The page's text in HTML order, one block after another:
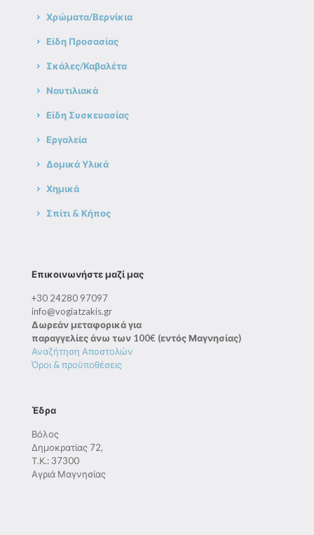
Χρώματα/Βερνίκια
Είδη Προσασίας
Σκάλες/Καβαλέτα
Ναυτιλιακά
Είδη Συσκευασίας
Εργαλεία
Δομικά Υλικά
Χημικά
Σπίτι & Κήπος
Επικοινωνήστε μαζί μας
+30 24280 97097
info@vogiatzakis.gr
Δωρεάν μεταφορικά για
παραγγελίες άνω των 100€ (εντός Μαγνησίας)
Αναζήτηση Αποστολών
Όροι & προϋποθέσεις
Έδρα
Βόλος
Δημοκρατίας 72,
Τ.Κ.: 37300
Αγριά Μαγνησίας